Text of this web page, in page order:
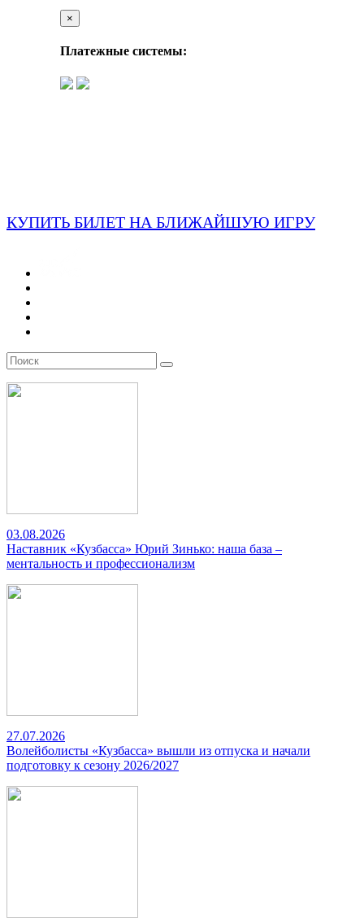
×
Платежные системы:
КУПИТЬ БИЛЕТ НА БЛИЖАЙШУЮ ИГРУ
03.08.2026
Наставник «Кузбасса» Юрий Зинько: наша база –
ментальность и профессионализм
27.07.2026
Волейболисты «Кузбасса» вышли из отпуска и начали
подготовку к сезону 2026/2027